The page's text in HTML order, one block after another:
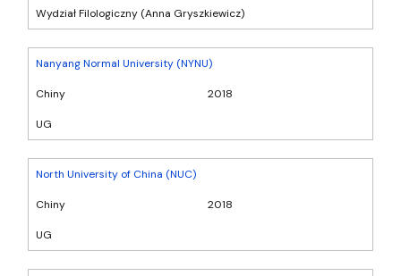
Wydział Filologiczny (Anna Gryszkiewicz)
Nanyang Normal University (NYNU)
Chiny 2018
UG
North University of China (NUC)
Chiny 2018
UG